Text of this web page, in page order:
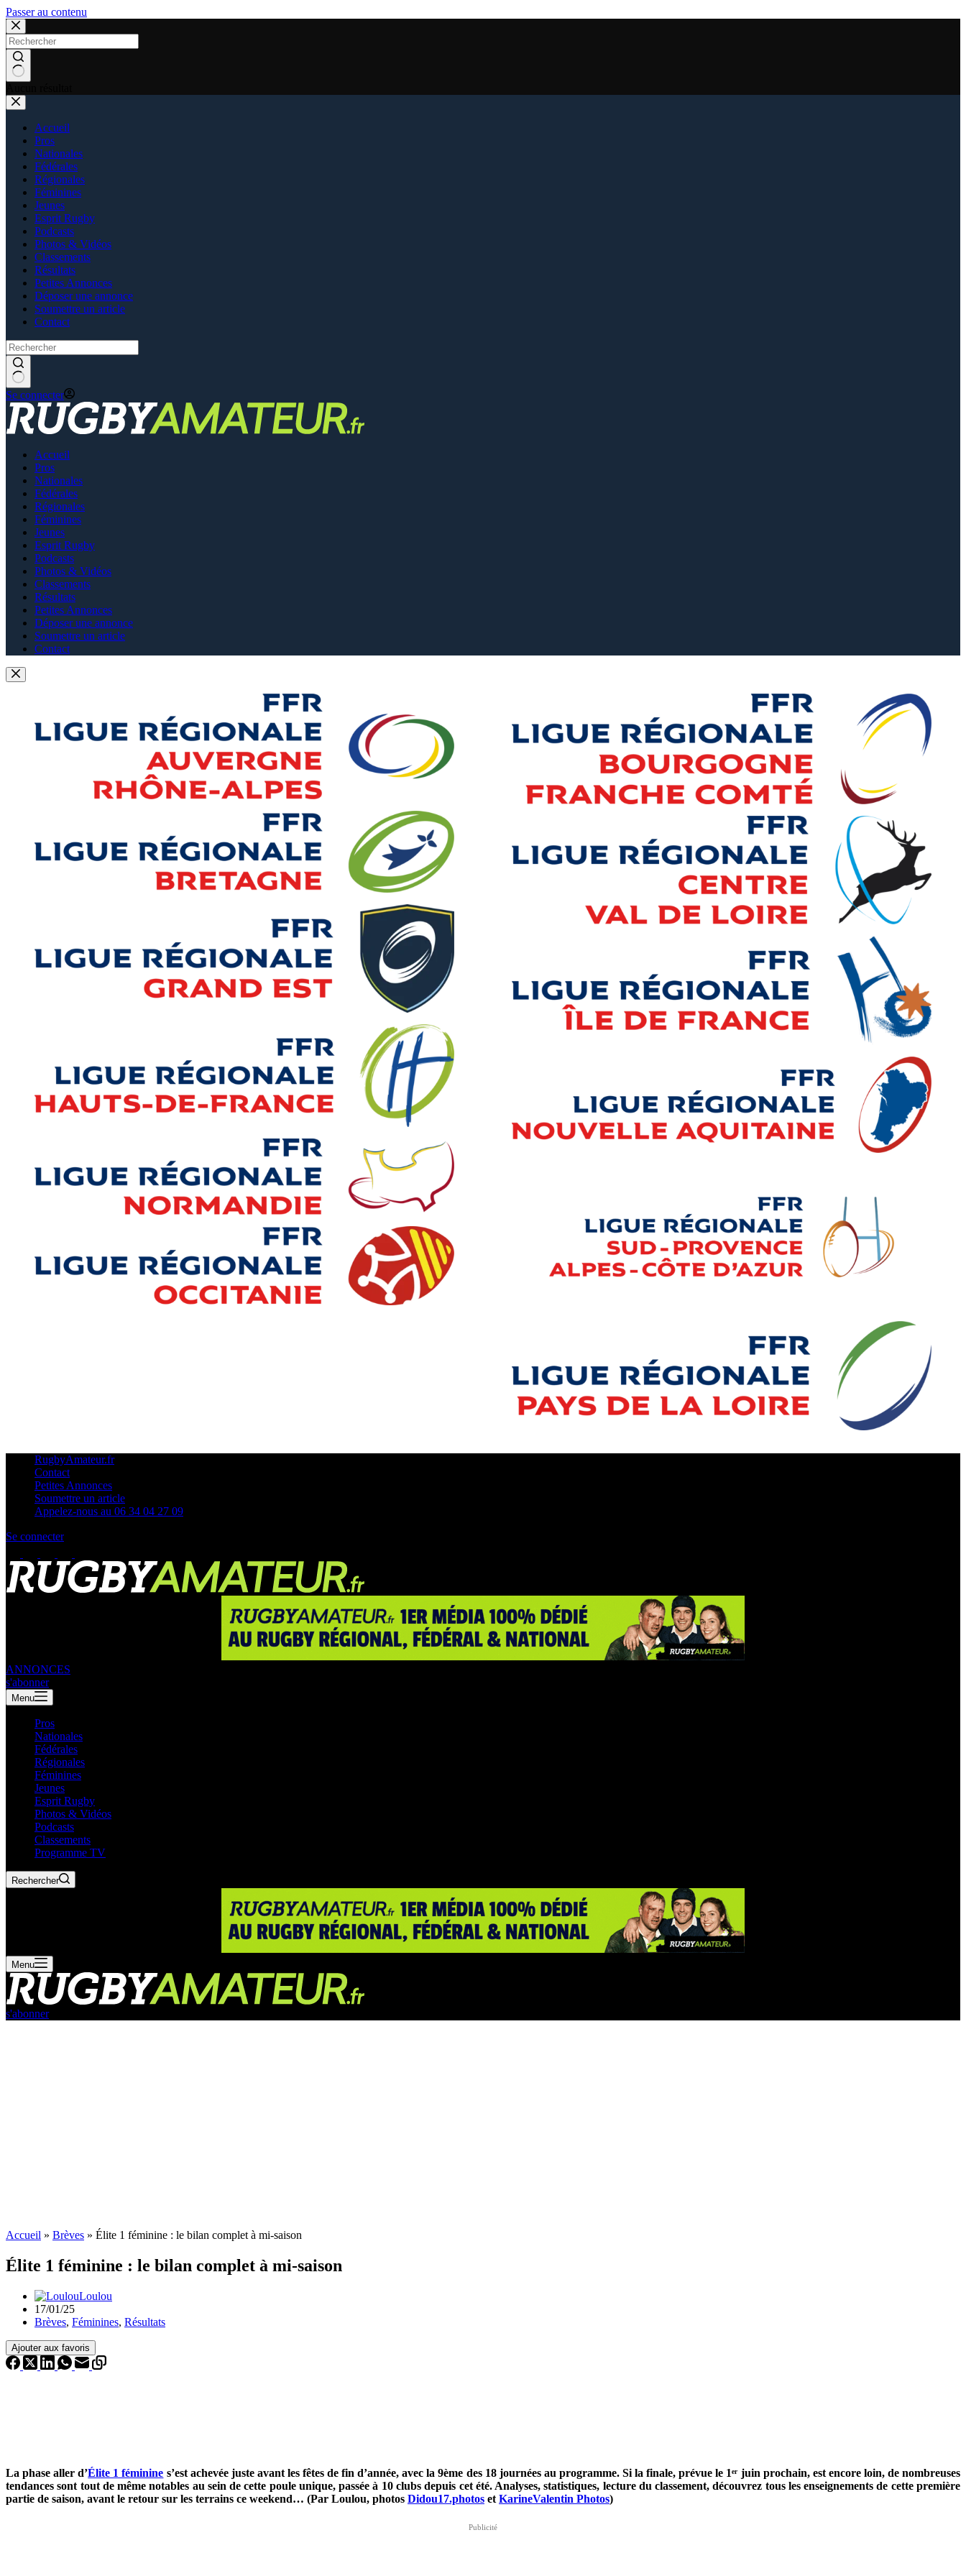
Passer au contenu
Accueil
Pros
Nationales
Fédérales
Régionales
Féminines
Jeunes
Esprit Rugby
Podcasts
Photos & Vidéos
Classements
Résultats
Petites Annonces
Déposer une annonce
Soumettre un article
Contact
Se connecter
Accueil
Pros
Nationales
Fédérales
Régionales
Féminines
Jeunes
Esprit Rugby
Podcasts
Photos & Vidéos
Classements
Résultats
Petites Annonces
Déposer une annonce
Soumettre un article
Contact
RugbyAmateur.fr
Contact
Petites Annonces
Soumettre un article
Appelez-nous au 06 34 04 27 09
Se connecter
ANNONCES
s'abonner
Menu
Pros
Nationales
Fédérales
Régionales
Féminines
Jeunes
Esprit Rugby
Photos & Vidéos
Podcasts
Classements
Programme TV
Rechercher
Menu
s'abonner
Accueil » Brèves » Élite 1 féminine : le bilan complet à mi-saison
Élite 1 féminine : le bilan complet à mi-saison
Loulou
17/01/25
Brèves, Féminines, Résultats
Ajouter aux favoris
La phase aller d’Élite 1 féminine s’est achevée juste avant les fêtes de fin d’année, avec la 9ème des 18 journées au programme. Si la finale, prévue le 1ᵉʳ juin prochain, est encore loin, de nombreuses
tendances sont tout de même notables au sein de cette poule unique, passée à 10 clubs depuis cet été. Analyses, statistiques, lecture du classement, découvrez tous les enseignements de cette première
partie de saison, avant le retour sur les terrains ce weekend… (Par Loulou, photos Didou17.photos et KarineValentin Photos)